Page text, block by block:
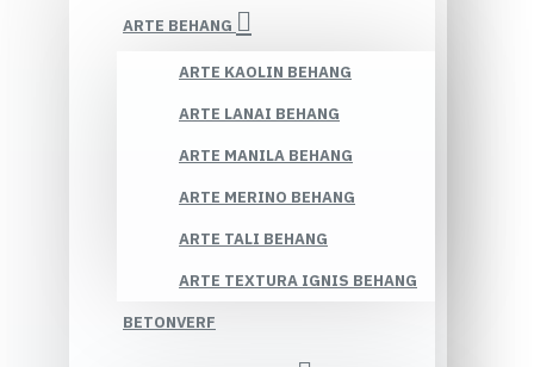
ARTE BEHANG
ARTE KAOLIN BEHANG
ARTE LANAI BEHANG
ARTE MANILA BEHANG
ARTE MERINO BEHANG
ARTE TALI BEHANG
ARTE TEXTURA IGNIS BEHANG
BETONVERF